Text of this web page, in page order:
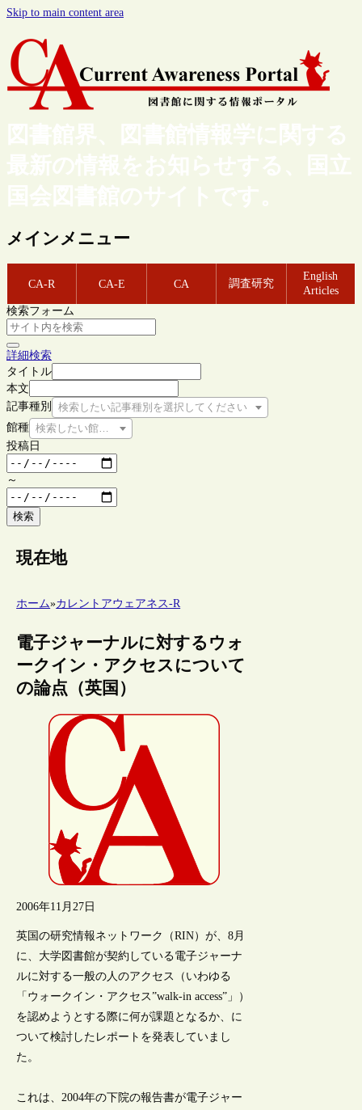
Skip to main content area
図書館界、図書館情報学に関する
最新の情報をお知らせする、国立
国会図書館のサイトです。
メインメニュー
CA-R CA-E CA 調査研究
English
Articles
検索フォーム
詳細検索
タイトル
本文
記事種別
検索したい記事種別を選択してください
館種 検索したい館種を選択してください
投稿日
～
検索
現在地
ホーム»カレントアウェアネス-R
電子ジャーナルに対するウォ
ークイン・アクセスについて
の論点（英国）
2006年11月27日
英国の研究情報ネットワーク（RIN）が、8月
に、大学図書館が契約している電子ジャーナ
ルに対する一般の人のアクセス（いわゆる
「ウォークイン・アクセス”walk-in access”」）
を認めようとする際に何が課題となるか、に
ついて検討したレポートを発表していまし
た。
これは、2004年の下院の報告書が電子ジャー